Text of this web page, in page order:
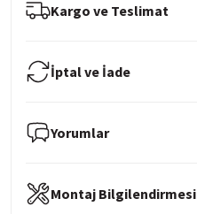
Kargo ve Teslimat
İptal ve İade
Yorumlar
Montaj Bilgilendirmesi